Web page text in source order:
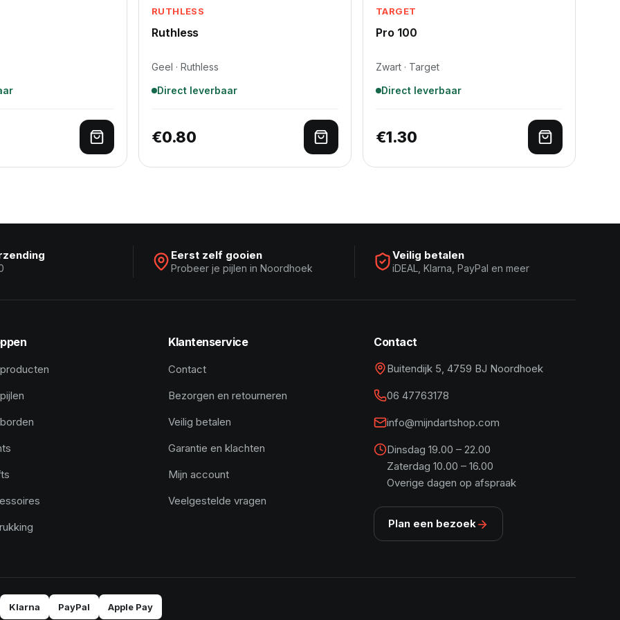
Toevoegen aan winkelwagen
RUTHLESS
Ruthless
Geel · Ruthless
Direct leverbaar
€0.80 Toevoegen aan winkelwagen
TARGET
Pro 100
Zwart · Target
Direct leverbaar
€1.30 Toevoegen
Eerst zelf gooien
Probeer je pijlen in Noordhoek
Veilig betalen
iDEAL, Klarna, PayPal en meer
Klantenservice
Contact
Bezorgen en retourneren
Veilig betalen
Garantie en klachten
Mijn account
Veelgestelde vragen
Contact
Buitendijk 5, 4759 BJ Noordhoek
06 47763178
info@mijndartshop.com
Dinsdag 19.00 – 22.00
Zaterdag 10.00 – 16.00
Overige dagen op afspraak
Plan een bezoek
Klarna PayPal Apple Pay